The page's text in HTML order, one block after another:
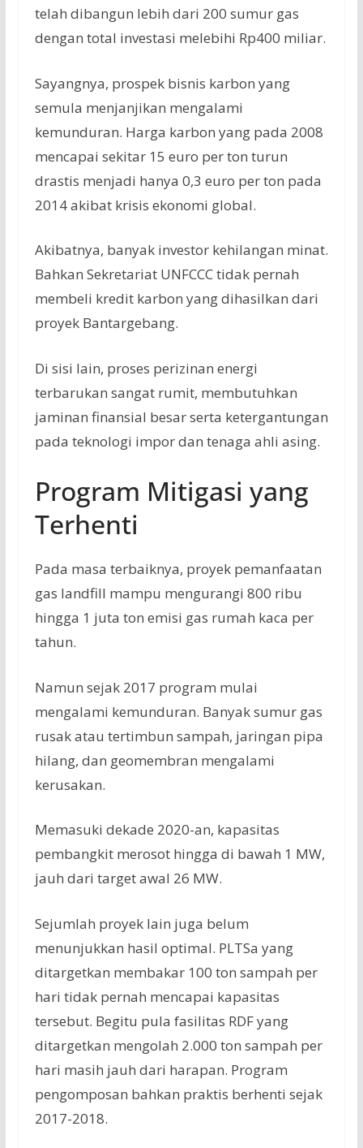
telah dibangun lebih dari 200 sumur gas
dengan total investasi melebihi Rp400 miliar.
Sayangnya, prospek bisnis karbon yang
semula menjanjikan mengalami
kemunduran. Harga karbon yang pada 2008
mencapai sekitar 15 euro per ton turun
drastis menjadi hanya 0,3 euro per ton pada
2014 akibat krisis ekonomi global.
Akibatnya, banyak investor kehilangan minat.
Bahkan Sekretariat UNFCCC tidak pernah
membeli kredit karbon yang dihasilkan dari
proyek Bantargebang.
Di sisi lain, proses perizinan energi
terbarukan sangat rumit, membutuhkan
jaminan finansial besar serta ketergantungan
pada teknologi impor dan tenaga ahli asing.
Program Mitigasi yang
Terhenti
Pada masa terbaiknya, proyek pemanfaatan
gas landfill mampu mengurangi 800 ribu
hingga 1 juta ton emisi gas rumah kaca per
tahun.
Namun sejak 2017 program mulai
mengalami kemunduran. Banyak sumur gas
rusak atau tertimbun sampah, jaringan pipa
hilang, dan geomembran mengalami
kerusakan.
Memasuki dekade 2020-an, kapasitas
pembangkit merosot hingga di bawah 1 MW,
jauh dari target awal 26 MW.
Sejumlah proyek lain juga belum
menunjukkan hasil optimal. PLTSa yang
ditargetkan membakar 100 ton sampah per
hari tidak pernah mencapai kapasitas
tersebut. Begitu pula fasilitas RDF yang
ditargetkan mengolah 2.000 ton sampah per
hari masih jauh dari harapan. Program
pengomposan bahkan praktis berhenti sejak
2017-2018.